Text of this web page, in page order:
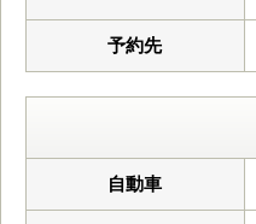
予約先
自動車